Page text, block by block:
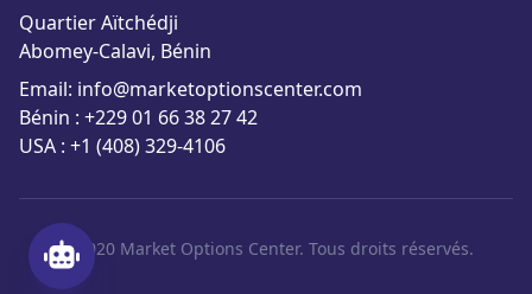
Quartier Aïtchédji
Abomey-Calavi, Bénin
Email: info@marketoptionscenter.com
Bénin : +229 01 66 38 27 42
USA : +1 (408) 329-4106
© 2020 Market Options Center. Tous droits réservés.